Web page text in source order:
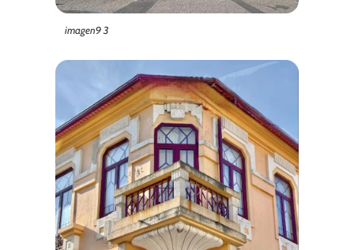
imagen9 3